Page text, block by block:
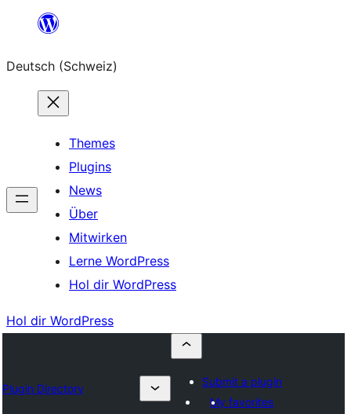
springen
Deutsch (Schweiz)
Themes
Plugins
News
Über
Mitwirken
Lerne WordPress
Hol dir WordPress
Hol dir WordPress
Plugin Directory
Submit a plugin
My favorites